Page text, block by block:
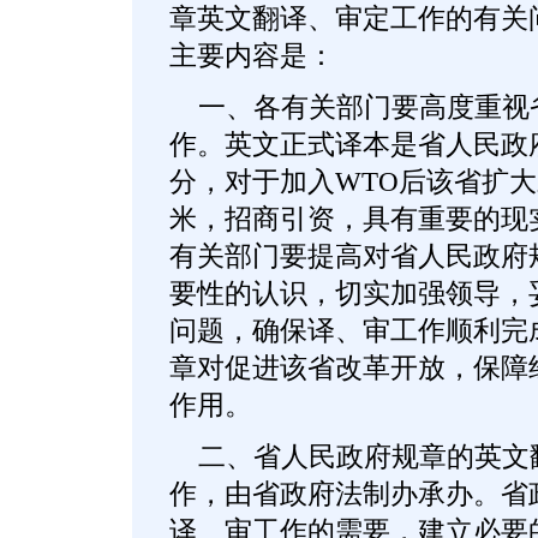
章英文翻译、审定工作的有
主要内容是：
一、各有关部门要高度重视
作。英文正式译本是省人民
分，对于加入WTO后该省扩
米，招商引资，具有重要的
有关部门要提高对省人民政
要性的认识，切实加强领导
问题，确保译、审工作顺利
章对促进该省改革开放，保
作用。
二、省人民政府规章的英文
作，由省政府法制办承办。
译、审工作的需要，建立必